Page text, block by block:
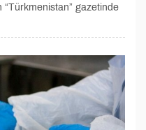
gazetinde